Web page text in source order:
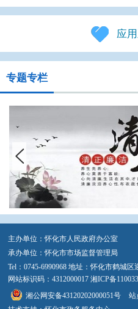
应
专题专栏
主办单位：怀化市人民政府办公室
承办单位：怀化市市场监督管理局
Tel：0745-6990968 地址：怀化市鹤城
网站标识码：4312000017湘ICP备
湘公网安备43120202000051号
站